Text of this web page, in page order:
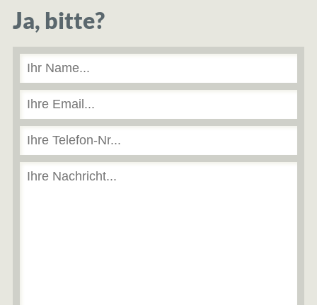
Ja, bitte?